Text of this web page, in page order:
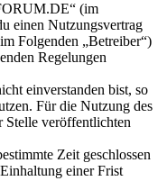
(im
einen Nutzungsvertrag
Folgenden „Betreiber“)
Regelungen
einverstanden bist, so
Für die Nutzung des
Stelle veröffentlichten
Zeit geschlossen
einer Frist